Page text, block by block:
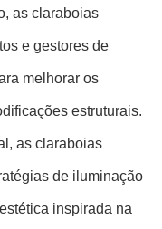
as claraboias
e gestores de
melhorar os
estruturais.
as claraboias
de iluminação
inspirada na